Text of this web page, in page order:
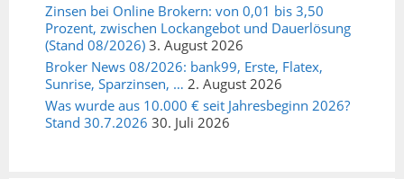
Zinsen bei Online Brokern: von 0,01 bis 3,50
Prozent, zwischen Lockangebot und Dauerlösung
(Stand 08/2026) 3. August 2026
Broker News 08/2026: bank99, Erste, Flatex,
Sunrise, Sparzinsen, … 2. August 2026
Was wurde aus 10.000 € seit Jahresbeginn 2026?
Stand 30.7.2026 30. Juli 2026